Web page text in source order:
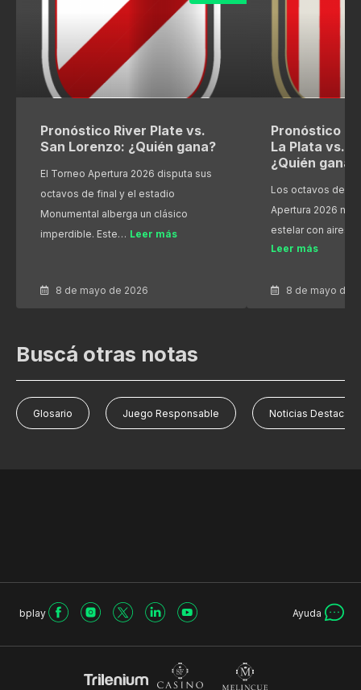
Pronóstico River Plate vs.
San Lorenzo: ¿Quién gana?
El Torneo Apertura 2026 disputa sus
octavos de final y el estadio
Monumental alberga un clásico
imperdible. Este… Leer más
8 de mayo de 2026
Pronóstico
La Plata vs.
¿Quién gana?
Los octavos de
Apertura 2026
estelar con aires
Leer más
8 de mayo de
Buscá otras notas
Glosario Juego Responsable Noticias
bplay Ayuda